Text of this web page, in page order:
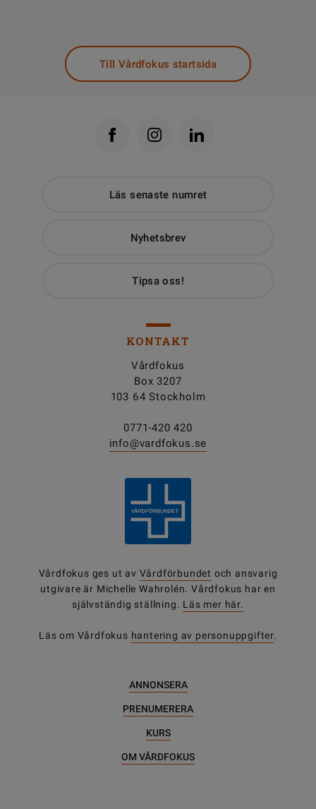
Till Vårdfokus startsida
Läs senaste numret
Nyhetsbrev
Tipsa oss!
KONTAKT
Vårdfokus
Box 3207
103 64 Stockholm
0771-420 420
info@vardfokus.se
Vårdfokus ges ut av Vårdförbundet och ansvarig
utgivare är Michelle Wahrolén. Vårdfokus har en
självständig ställning. Läs mer här.
Läs om Vårdfokus hantering av personuppgifter.
ANNONSERA
PRENUMERERA
KURS
OM VÅRDFOKUS